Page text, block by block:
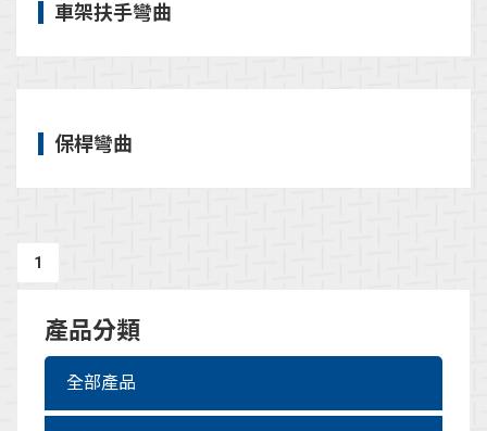
車架扶手彎曲
保桿彎曲
1
產品分類
全部產品